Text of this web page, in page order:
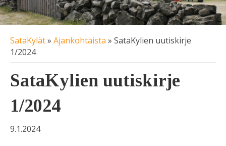
SataKylät» Ajankohtaista » SataKylien uutiskirje
1/2024
SataKylien uutiskirje
1/2024
9.1.2024